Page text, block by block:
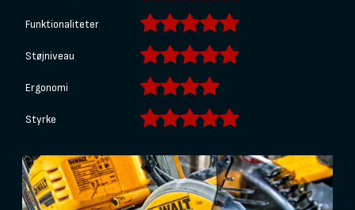
Funktionaliteter
Støjniveau
Ergonomi
Styrke